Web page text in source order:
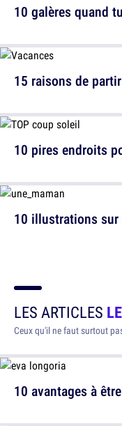
10 galères quand
10 pires endroits
15 raisons de
10 illustrations
LES ARTICLES
Ceux qu'il ne faut surtout
10 avantages à